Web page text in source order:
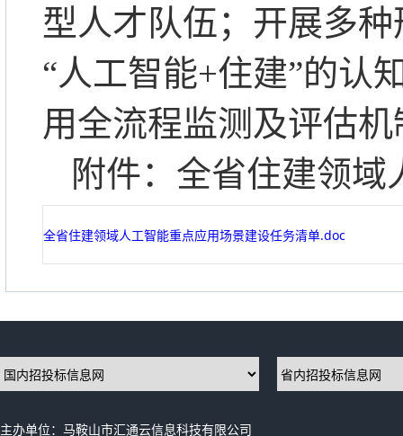
型人才队伍；开展多
“人工智能+住建”的认
用全流程监测及评估
附件：全省住建领
全省住建领域人工智能重点应用场景建设任务清单.doc
主办单位：马鞍山市汇通云信息科技有限公司